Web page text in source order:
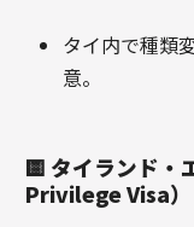
タイ内で種類
意。
🟨 タイランド
Privilege Visa）